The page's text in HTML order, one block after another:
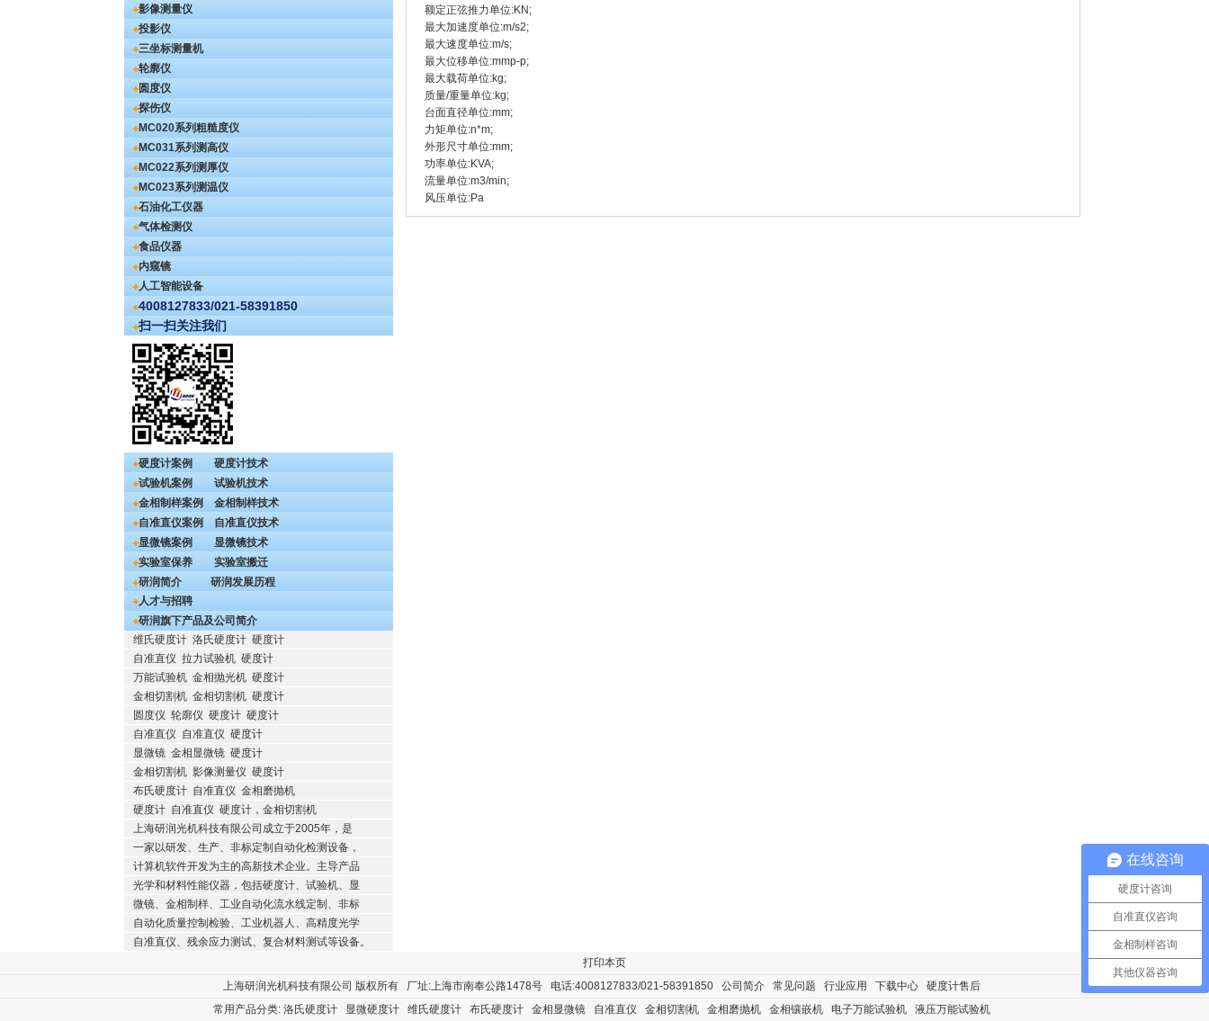
影像测量仪
投影仪
三坐标测量机
轮廓仪
圆度仪
探伤仪
MC020系列粗糙度仪
MC031系列测高仪
MC022系列测厚仪
MC023系列测温仪
石油化工仪器
气体检测仪
食品仪器
内窥镜
人工智能设备
4008127833/021-58391850
扫一扫关注我们
硬度计案例
硬度计技术
试验机案例
试验机技术
金相制样案例
金相制样技术
自准直仪案例
自准直仪技术
显微镜案例
显微镜技术
实验室保养
实验室搬迁
研润简介
研润发展历程
人才与招聘
研润旗下产品及公司简介
维氏硬度计 洛氏硬度计 硬度计
自准直仪 拉力试验机 硬度计
万能试验机 金相抛光机 硬度计
金相切割机 金相切割机 硬度计
圆度仪 轮廓仪 硬度计 硬度计
自准直仪 自准直仪 硬度计
显微镜 金相显微镜 硬度计
金相切割机 影像测量仪 硬度计
布氏硬度计 自准直仪 金相磨抛机
硬度计 自准直仪 硬度计，金相切割机
上海研润光机科技有限公司成立于2005年，是
一家以研发、生产、非标定制自动化检测设备，
计算机软件开发为主的高新技术企业。主导产品
光学和材料性能仪器，包括硬度计、试验机、显
微镜、金相制样、工业自动化流水线定制、非标
自动化质量控制检验、工业机器人、高精度光学
自准直仪、残余应力测试、复合材料测试等设备。
额定正弦推力单位:KN;
最大加速度单位:m/s2;
最大速度单位:m/s;
最大位移单位:mmp-p;
最大载荷单位:kg;
质量/重量单位:kg;
台面直径单位:mm;
力矩单位:n*m;
外形尺寸单位:mm;
功率单位:KVA;
流量单位:m3/min;
风压单位:Pa
打印本页
上海研润光机科技有限公司 版权所有 厂址:上海市南奉公路1478号 电话:4008127833/021-58391850 公司简介 常见问题 行业应用 下载中心
硬度计售后
常用产品分类: 洛氏硬度计 显微硬度计 维氏硬度计 布氏硬度计 金相显微镜 自准直仪 金相切割机 金相磨抛机 金相镶嵌机 电子万能试验机 液压万能试验机
在线咨询
硬度计咨询
自准直仪咨询
金相制样咨询
其他仪器咨询